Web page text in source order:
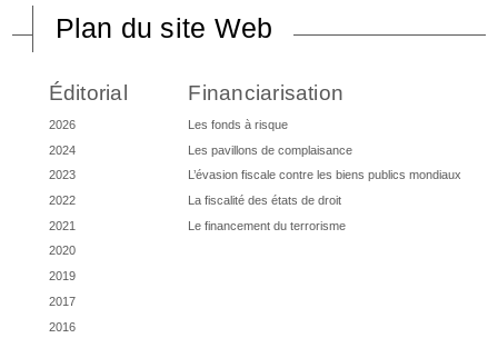
Plan du site Web
Éditorial
2026
2024
2023
2022
2021
2020
2019
2017
2016
Financiarisation
Les fonds à risque
Les pavillons de complaisance
L’évasion fiscale contre les biens publics mondiaux
La fiscalité des états de droit
Le financement du terrorisme